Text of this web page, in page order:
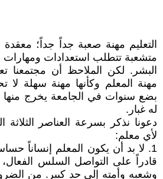
التعليم مهنة صعبة جداً جداً؛ معقدة
متشعبة تتطلب استعدادات ومهارات
البشر. لكن الملاحظ أن مجتمعنا
مهنة المعلم وكأنها مهنة سهلة لا
بضع سنوات في الجامعة يخرج منها
له غبار.
دعونا نذكر بسرعة العناصر الثلاثة
لأي معلم:
1. لا بد أن يكون المعلم إنساناً
قادراً على التواصل السلس
وشعبه وأمته إلى حد كبير. من